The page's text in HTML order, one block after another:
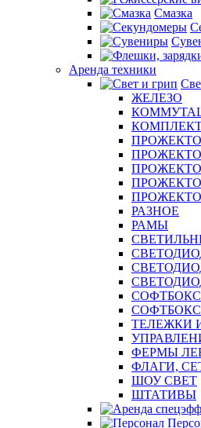
Смазка
Аренда техники
ЖЕЛЕЗО
РАЗНОЕ
РАМЫ
ТЕЛЕЖКИ
ФЕРМЫ
ФЛАГИ,
ШОУ СВЕТ
ШТАТИВЫ